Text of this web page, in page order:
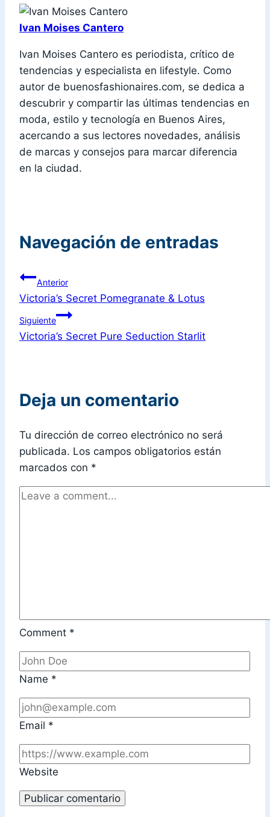
Ivan Moises Cantero
Ivan Moises Cantero es periodista, crítico de
tendencias y especialista en lifestyle. Como
autor de buenosfashionaires.com, se dedica a
descubrir y compartir las últimas tendencias en
moda, estilo y tecnología en Buenos Aires,
acercando a sus lectores novedades, análisis
de marcas y consejos para marcar diferencia
en la ciudad.
Navegación de entradas
Anterior
Victoria’s Secret Pomegranate & Lotus
Siguiente
Victoria’s Secret Pure Seduction Starlit
Deja un comentario
Tu dirección de correo electrónico no será
publicada. Los campos obligatorios están
marcados con *
Comment *
Name *
Email *
Website